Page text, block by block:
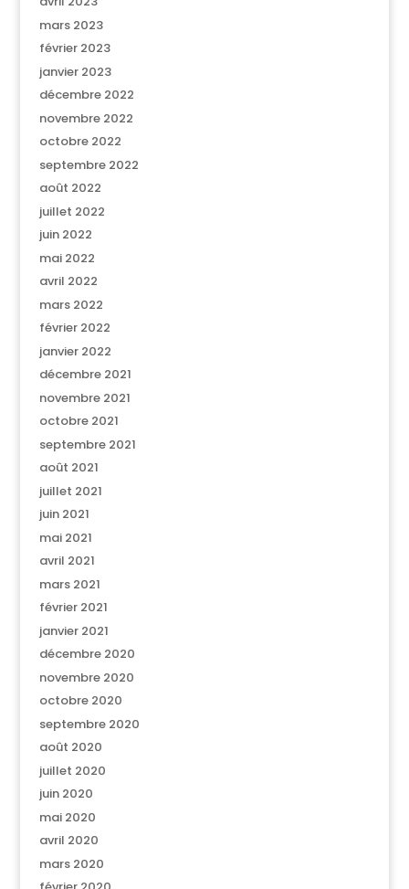
mars 2023
février 2023
janvier 2023
décembre 2022
novembre 2022
octobre 2022
septembre 2022
août 2022
juillet 2022
juin 2022
mai 2022
avril 2022
mars 2022
février 2022
janvier 2022
décembre 2021
novembre 2021
octobre 2021
septembre 2021
août 2021
juillet 2021
juin 2021
mai 2021
avril 2021
mars 2021
février 2021
janvier 2021
décembre 2020
novembre 2020
octobre 2020
septembre 2020
août 2020
juillet 2020
juin 2020
mai 2020
avril 2020
mars 2020